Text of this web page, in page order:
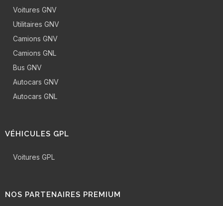
Voitures GNV
Utilitaires GNV
Camions GNV
Camions GNL
Bus GNV
Autocars GNV
Autocars GNL
VÉHICULES GPL
Voitures GPL
NOS PARTENAIRES PREMIUM